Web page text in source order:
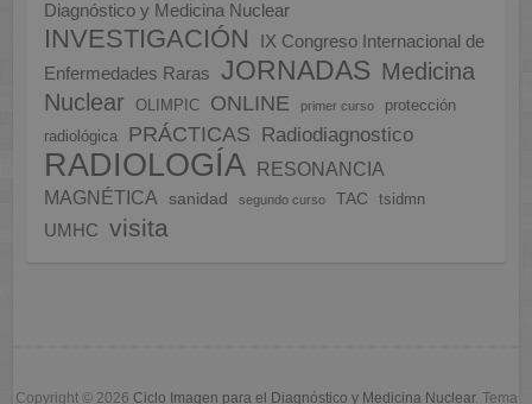
Diagnóstico y Medicina Nuclear
INVESTIGACIÓN
IX Congreso Internacional de
Enfermedades Raras
JORNADAS Medicina
Nuclear
OLIMPIC ONLINE primer curso
protección
radiológica
PRÁCTICAS Radiodiagnostico
RADIOLOGÍA
RESONANCIA
MAGNÉTICA
sanidad segundo curso TAC tsidmn
UMHC visita
Copyright © 2026 Ciclo Imagen para el Diagnóstico y Medicina Nuclear. Tema